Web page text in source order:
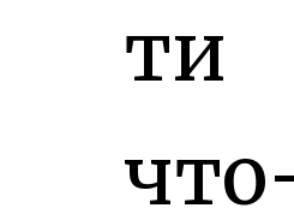
ти